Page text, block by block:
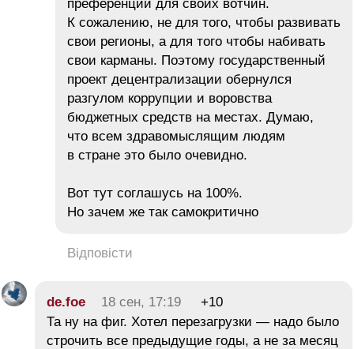
преференций для своих вотчин.
К сожалению, не для того, чтобы развивать
свои регионы, а для того чтобы набивать
свои карманы. Поэтому государственный
проект децентрализации обернулся
разгулом коррупции и воровства
бюджетных средств на местах. Думаю,
что всем здравомыслящим людям
в стране это было очевидно.
Вот тут соглашусь на 100%.
Но зачем же так самокритично
Відповісти
de.foe 18 сен, 17:19
+10
Та ну на фиг. Хотел перезагрузки — надо было
строчить все предыдущие годы, а не за месяц